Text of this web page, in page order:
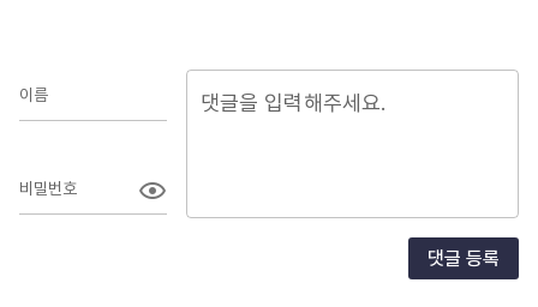
이름
비밀번호
댓글 등록